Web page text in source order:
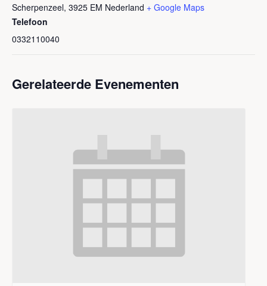
Scherpenzeel, 3925 EM Nederland + Google Maps
Telefoon
0332110040
Gerelateerde Evenementen